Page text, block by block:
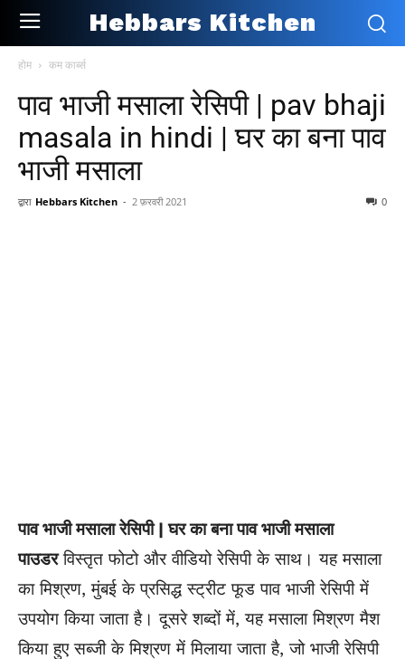
Hebbars Kitchen
होम कम कार्ब्स
पाव भाजी मसाला रेसिपी | pav bhaji
masala in hindi | घर का बना पाव
भाजी मसाला
द्वारा Hebbars Kitchen - 2 फ़रवरी 2021 0
पाव भाजी मसाला रेसिपी | घर का बना पाव भाजी मसाला
पाउडरविस्तृत फोटो और वीडियो रेसिपी के साथ। यह मसाला
का मिश्रण, मुंबई के प्रसिद्ध स्ट्रीट फूड पाव भाजी रेसिपी में
उपयोग किया जाता है। दूसरे शब्दों में, यह मसाला मिश्रण मैश
किया हुए सब्जी के मिश्रण में मिलाया जाता है, जो भाजी रेसिपी